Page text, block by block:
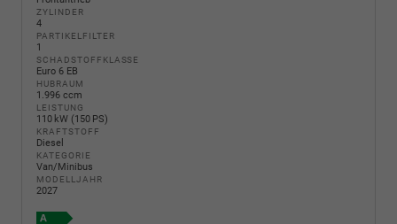
ZYLINDER
4
PARTIKELFILTER
1
SCHADSTOFFKLASSE
Euro 6 EB
HUBRAUM
1.996 ccm
LEISTUNG
110 kW (150 PS)
KRAFTSTOFF
Diesel
KATEGORIE
Van/Minibus
MODELLJAHR
2027